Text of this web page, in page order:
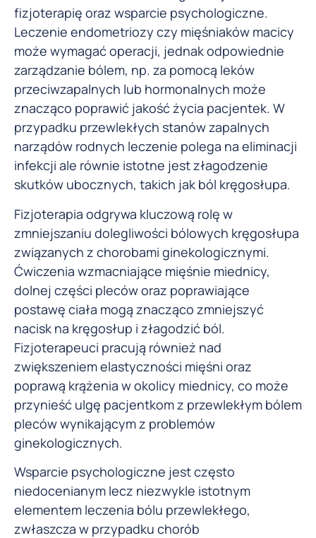
fizjoterapię oraz wsparcie psychologiczne.
Leczenie endometriozy czy mięśniaków macicy
może wymagać operacji, jednak odpowiednie
zarządzanie bólem, np. za pomocą leków
przeciwzapalnych lub hormonalnych może
znacząco poprawić jakość życia pacjentek. W
przypadku przewlekłych stanów zapalnych
narządów rodnych leczenie polega na eliminacji
infekcji ale równie istotne jest złagodzenie
skutków ubocznych, takich jak ból kręgosłupa.
Fizjoterapia odgrywa kluczową rolę w
zmniejszaniu dolegliwości bólowych kręgosłupa
związanych z chorobami ginekologicznymi.
Ćwiczenia wzmacniające mięśnie miednicy,
dolnej części pleców oraz poprawiające
postawę ciała mogą znacząco zmniejszyć
nacisk na kręgosłup i złagodzić ból.
Fizjoterapeuci pracują również nad
zwiększeniem elastyczności mięśni oraz
poprawą krążenia w okolicy miednicy, co może
przynieść ulgę pacjentkom z przewlekłym bólem
pleców wynikającym z problemów
ginekologicznych.
Wsparcie psychologiczne jest często
niedocenianym lecz niezwykle istotnym
elementem leczenia bólu przewlekłego,
zwłaszcza w przypadku chorób